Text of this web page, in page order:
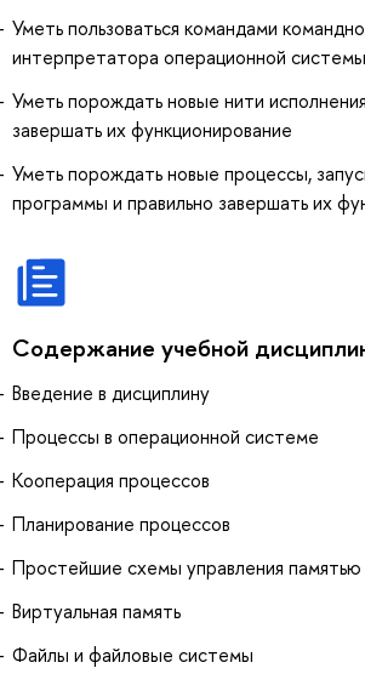
Уметь пользоваться командами
интерпретатора операционной
Уметь порождать новые нити
завершать их функционирование
Уметь порождать новые процессы,
программы и правильно завершать их
Содержание учебной
Введение в дисциплину
Процессы в операционной системе
Кооперация процессов
Планирование процессов
Простейшие схемы управления памятью
Виртуальная память
Файлы и файловые системы